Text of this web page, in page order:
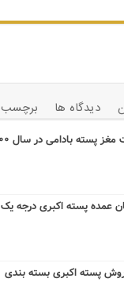
دیدگاه ها برچسب
پسته بادامی در سال ۱۴۰۰
عمده پسته اکبری درجه یک
پسته اکبری بسته بندی